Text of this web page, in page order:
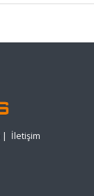
| İletişim